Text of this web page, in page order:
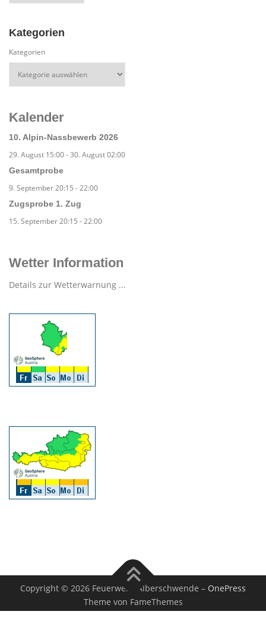
Kategorien
Kategorien
Kalender
10. Alpin-Nassbewerb 2026
29. August 15:00-30. August 02:00
Gesamtprobe
9. September 20:15 -22:00
Zugsprobe 1. Zug
15. September 20:15 -22:00
Wetter Information
Details zur Wetterwarnung ...
Copyright © 2026 Feuerwehr Alberschwende – OnePress
Theme von FameThemes